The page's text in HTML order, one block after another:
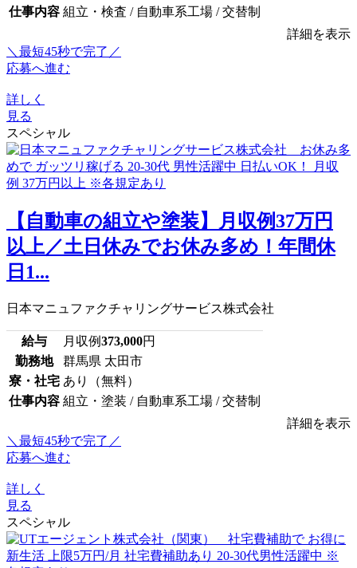
仕事内容 組立・検査 / 自動車系工場 / 交替制
詳細を表示
＼最短45秒で完了／
応募へ進む
詳しく
見る
スペシャル
【自動車の組立や塗装】月収例37万円
以上／土日休みでお休み多め！年間休
日1...
日本マニュファクチャリングサービス株式会社
給与 月収例373,000円
勤務地
群馬県 太田市
寮・社宅 あり（無料）
仕事内容 組立・塗装 / 自動車系工場 / 交替制
詳細を表示
＼最短45秒で完了／
応募へ進む
詳しく
見る
スペシャル